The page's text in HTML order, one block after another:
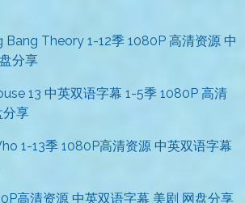
Bang Theory 1-12季 1080P 高清资源 中
分享
13 中英双语字幕 1-5季 1080P 高清
分享
1-13季 1080P高清资源 中英双语字幕
高清资源 中英双语字幕 美剧 网盘分享